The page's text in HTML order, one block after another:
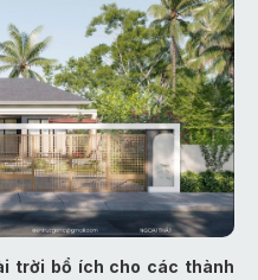
trời bổ ích cho các thành